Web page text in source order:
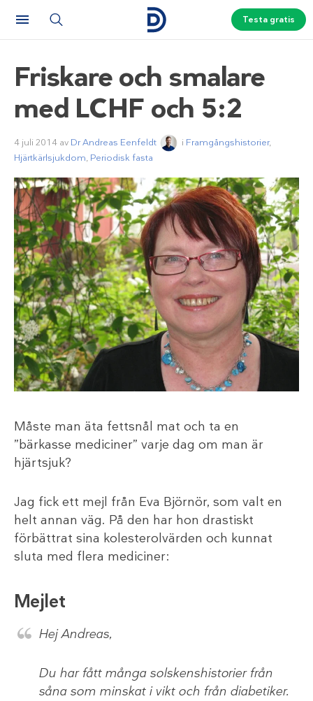
Testa gratis
Friskare och smalare
med LCHF och 5:2
4 juli 2014 av Dr Andreas Eenfeldt i Framgångshistorier,
Hjärtkärlsjukdom, Periodisk fasta
Måste man äta fettsnål mat och ta en
”bärkasse mediciner” varje dag om man är
hjärtsjuk?
Jag fick ett mejl från Eva Björnör, som valt en
helt annan väg. På den har hon drastiskt
förbättrat sina kolesterolvärden och kunnat
sluta med flera mediciner:
Mejlet
Hej Andreas,
Du har fått många solskenshistorier från
såna som minskat i vikt och från diabetiker.